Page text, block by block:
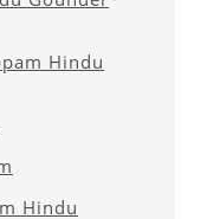
Hindu
Hindu